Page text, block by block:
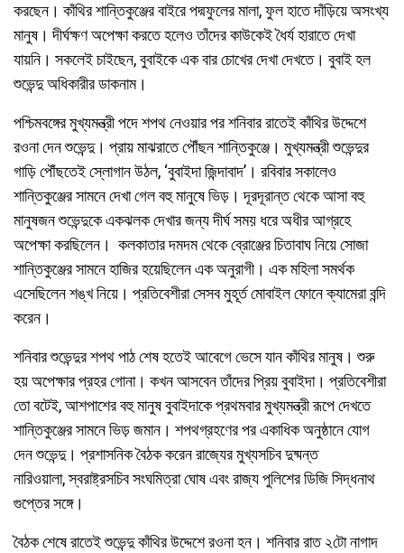
করছেন। কাঁথির শান্তিকুঞ্জের বাইরে পদ্মফুলের মালা, ফুল হাতে দাঁড়িয়ে অসংখ্য
মানুষ। দীর্ঘক্ষণ অপেক্ষা করতে হলেও তাঁদের কাউকেই ধৈর্য হারাতে দেখা
যায়নি। সকলেই চাইছেন, বুবাইকে এক বার চোখের দেখা দেখতে। বুবাই হল
শুভেন্দু অধিকারীর ডাকনাম।
পশ্চিমবঙ্গের মুখ্যমন্ত্রী পদে শপথ নেওয়ার পর শনিবার রাতেই কাঁথির উদ্দেশে
রওনা দেন শুভেন্দু। প্রায় মাঝরাতে পৌঁছন শান্তিকুঞ্জে। মুখ্যমন্ত্রী শুভেন্দুর
গাড়ি পৌঁছতেই স্লোগান উঠল, ‘বুবাইদা জিন্দাবাদ’। রবিবার সকালেও
শান্তিকুঞ্জের সামনে দেখা গেল বহু মানুষে ভিড়। দূরদূরান্ত থেকে আসা বহু
মানুষজন শুভেন্দুকে একঝলক দেখার জন্য দীর্ঘ সময় ধরে অধীর আগ্রহে
অপেক্ষা করছিলেন। কলকাতার দমদম থেকে ব্রোঞ্জের চিতাবাঘ নিয়ে সোজা
শান্তিকুঞ্জের সামনে হাজির হয়েছিলেন এক অনুরাগী। এক মহিলা সমর্থক
এসেছিলেন শঙ্খ নিয়ে। প্রতিবেশীরা সেসব মুহূর্ত মোবাইল ফোনে ক্যামেরা বন্দি
করেন।
শনিবার শুভেন্দুর শপথ পাঠ শেষ হতেই আবেগে ভেসে যান কাঁথির মানুষ। শুরু
হয় অপেক্ষার প্রহর গোনা। কখন আসবেন তাঁদের প্রিয় বুবাইদা। প্রতিবেশীরা
তো বটেই, আশপাশের বহু মানুষ বুবাইদাকে প্রথমবার মুখ্যমন্ত্রী রূপে দেখতে
শান্তিকুঞ্জের সামনে ভিড় জমান। শপথগ্রহণের পর একাধিক অনুষ্ঠানে যোগ
দেন শুভেন্দু। প্রশাসনিক বৈঠক করেন রাজ্যের মুখ্যসচিব দুষ্মন্ত
নারিওয়ালা, স্বরাষ্ট্রসচিব সংঘমিত্রা ঘোষ এবং রাজ্য পুলিশের ডিজি সিদ্ধনাথ
গুপ্তের সঙ্গে।
বৈঠক শেষে রাতেই শুভেন্দু কাঁথির উদ্দেশে রওনা হন। শনিবার রাত ২টো নাগাদ